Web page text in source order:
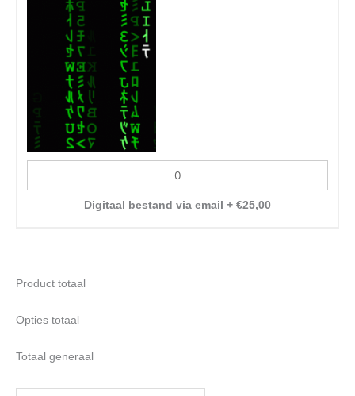
Digitaal bestand via email + €25,00
Product totaal
Opties totaal
Totaal generaal